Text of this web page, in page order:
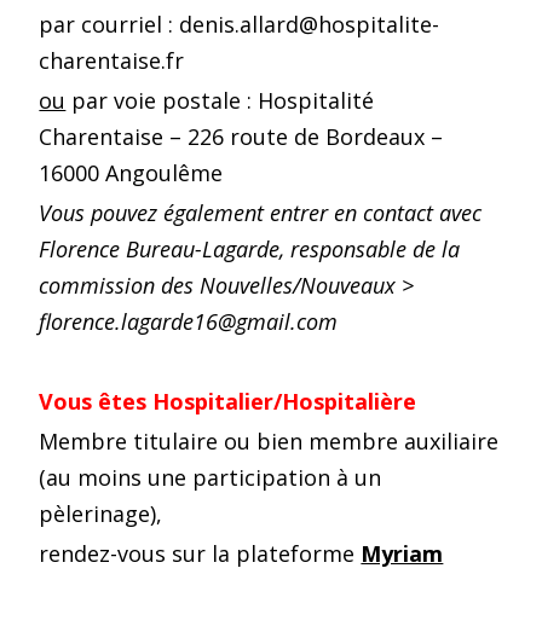
par courriel : denis.allard@hospitalite-
charentaise.fr
ou par voie postale : Hospitalité
Charentaise – 226 route de Bordeaux –
16000 Angoulême
Vous pouvez également entrer en contact avec
Florence Bureau-Lagarde, responsable de la
commission des Nouvelles/Nouveaux >
florence.lagarde16@gmail.com
Vous êtes Hospitalier/Hospitalière
Membre titulaire ou bien membre auxiliaire
(au moins une participation à un
pèlerinage),
rendez-vous sur la plateforme Myriam